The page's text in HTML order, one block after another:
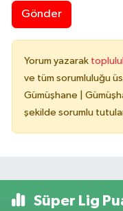
Gönder
Yorum yazarak
ve tüm sorumluluğu
Gümüşhane |
şekilde sorumlu
Süper Lig